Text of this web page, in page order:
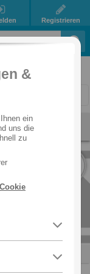
Registrieren
& Hau
294
&
ein
uns die
zu
Cookie